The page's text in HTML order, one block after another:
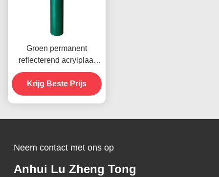
Groen permanent
reflecterend acrylplaat
vinyl voor
verkeersveiligheid
Krijg Beste Prijs
Neem contact met ons op
Anhui Lu Zheng Tong